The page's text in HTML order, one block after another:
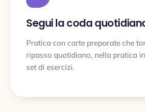
Segui la coda
Pratica con carte preparate che
ripasso quotidiano, nella pratica
set di esercizi.